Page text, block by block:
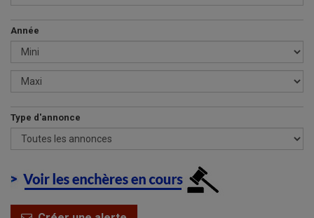
Année
Type d'annonce